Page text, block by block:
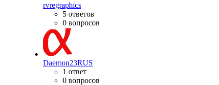
rvregraphics
5 ответов
0 вопросов
Daemon23RUS
1 ответ
0 вопросов